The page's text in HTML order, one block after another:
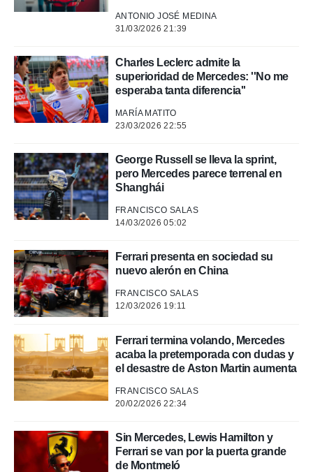
te
de que
sean
el sitio
se
para
ni para
o
no
Puedes
acceder a
abono
únicos
similares
ANTONIO JOSÉ MEDINA
31/03/2026 21:39
Charles Leclerc admite la
superioridad de Mercedes: ''No me
esperaba tanta diferencia''
MARÍA MATITO
23/03/2026 22:55
George Russell se lleva la sprint,
pero Mercedes parece terrenal en
Shanghái
FRANCISCO SALAS
14/03/2026 05:02
Ferrari presenta en sociedad su
nuevo alerón en China
FRANCISCO SALAS
12/03/2026 19:11
Ferrari termina volando, Mercedes
acaba la pretemporada con dudas y
el desastre de Aston Martin aumenta
FRANCISCO SALAS
20/02/2026 22:34
Sin Mercedes, Lewis Hamilton y
Ferrari se van por la puerta grande
de Montmeló